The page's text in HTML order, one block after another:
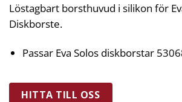
Löstagbart borsthuvud i silikon för
Diskborste.
Passar Eva Solos diskborstar
HITTA TILL OSS